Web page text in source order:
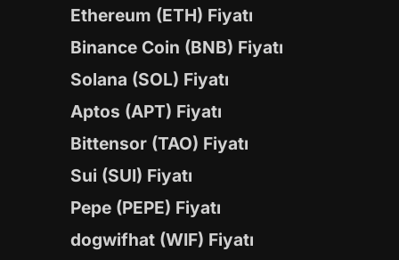
Ethereum (ETH) Fiyatı
Binance Coin (BNB) Fiyatı
Solana (SOL) Fiyatı
Aptos (APT) Fiyatı
Bittensor (TAO) Fiyatı
Sui (SUI) Fiyatı
Pepe (PEPE) Fiyatı
dogwifhat (WIF) Fiyatı